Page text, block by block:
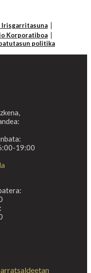
Irisgarritasuna
Korporatiboa
politika
19:00